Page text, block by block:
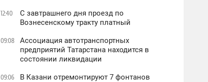
12:40
С завтрашнего дня проезд по
Вознесенскому тракту платный
09:08
Ассоциация автотранспортных
предприятий Татарстана находится в
состоянии ликвидации
09:06 В Казани отремонтируют 7 фонтанов